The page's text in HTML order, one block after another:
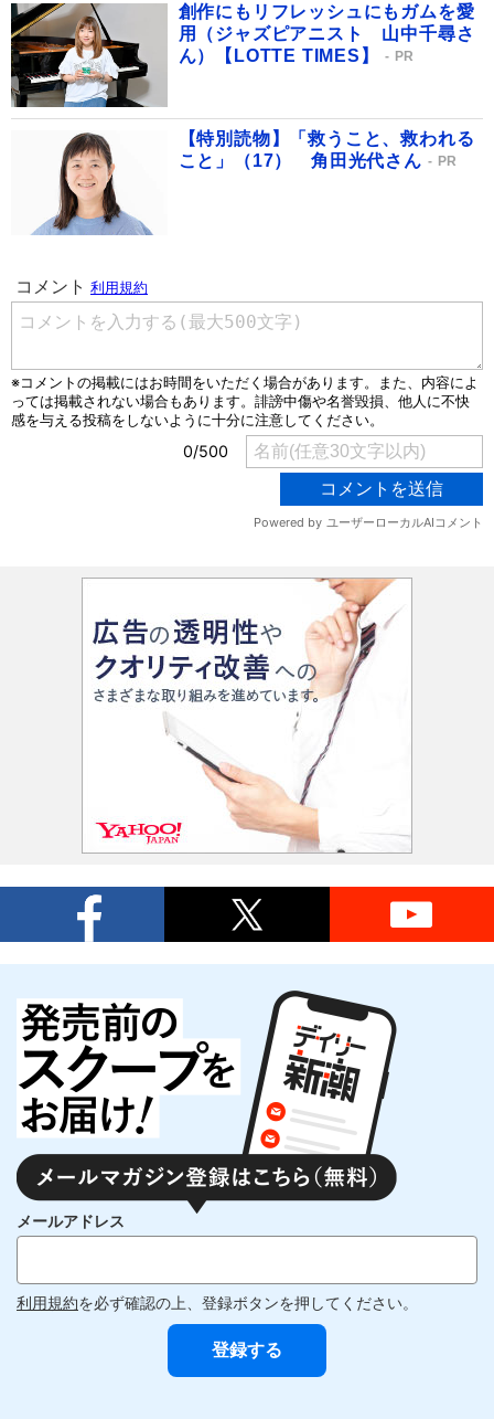
創作にもリフレッシュにもガムを愛
用（ジャズピアニスト 山中千尋さ
ん）【LOTTE TIMES】
PR
【特別読物】「救うこと、救われる
こと」（17） 角田光代さん
PR
メールアドレス
利用規約を必ず確認の上、登録ボタンを押してください。